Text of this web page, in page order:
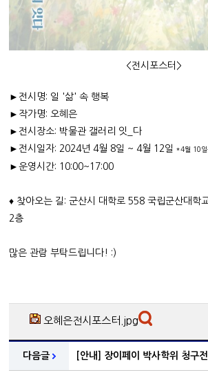
<전시포스터>
►전시명: 일 '삶' 속 행복
►작가명: 오혜은
►전시장소: 박물관 갤러리 잇_다
►전시일자: 2024년 4월 8일 ~ 4월 12일 *4월 10일
►운영시간: 10:00~17:00
♦ 찾아오는 길: 군산시 대학로 558 국립군산대학
2층
많은 관람 부탁드립니다! :)
오혜은전시포스터.jpg
다음글 [안내] 장이페이 박사학위 청구